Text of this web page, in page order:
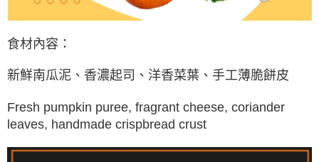
食材內容：
新鮮南瓜泥、香濃起司、洋香菜葉、手工薄脆餅皮
Fresh pumpkin puree, fragrant cheese, coriander
leaves, handmade crispbread crust